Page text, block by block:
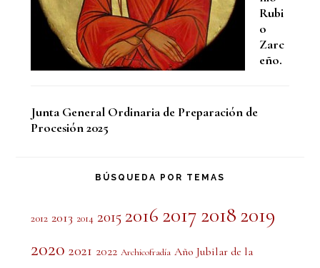
Rubi
o
Zarc
eño.
Junta General Ordinaria de Preparación de
Procesión 2025
BÚSQUEDA POR TEMAS
2012 2013 2014 2015 2016 2017 2018 2019
2020 2021 2022 Archicofradía Año Jubilar de la